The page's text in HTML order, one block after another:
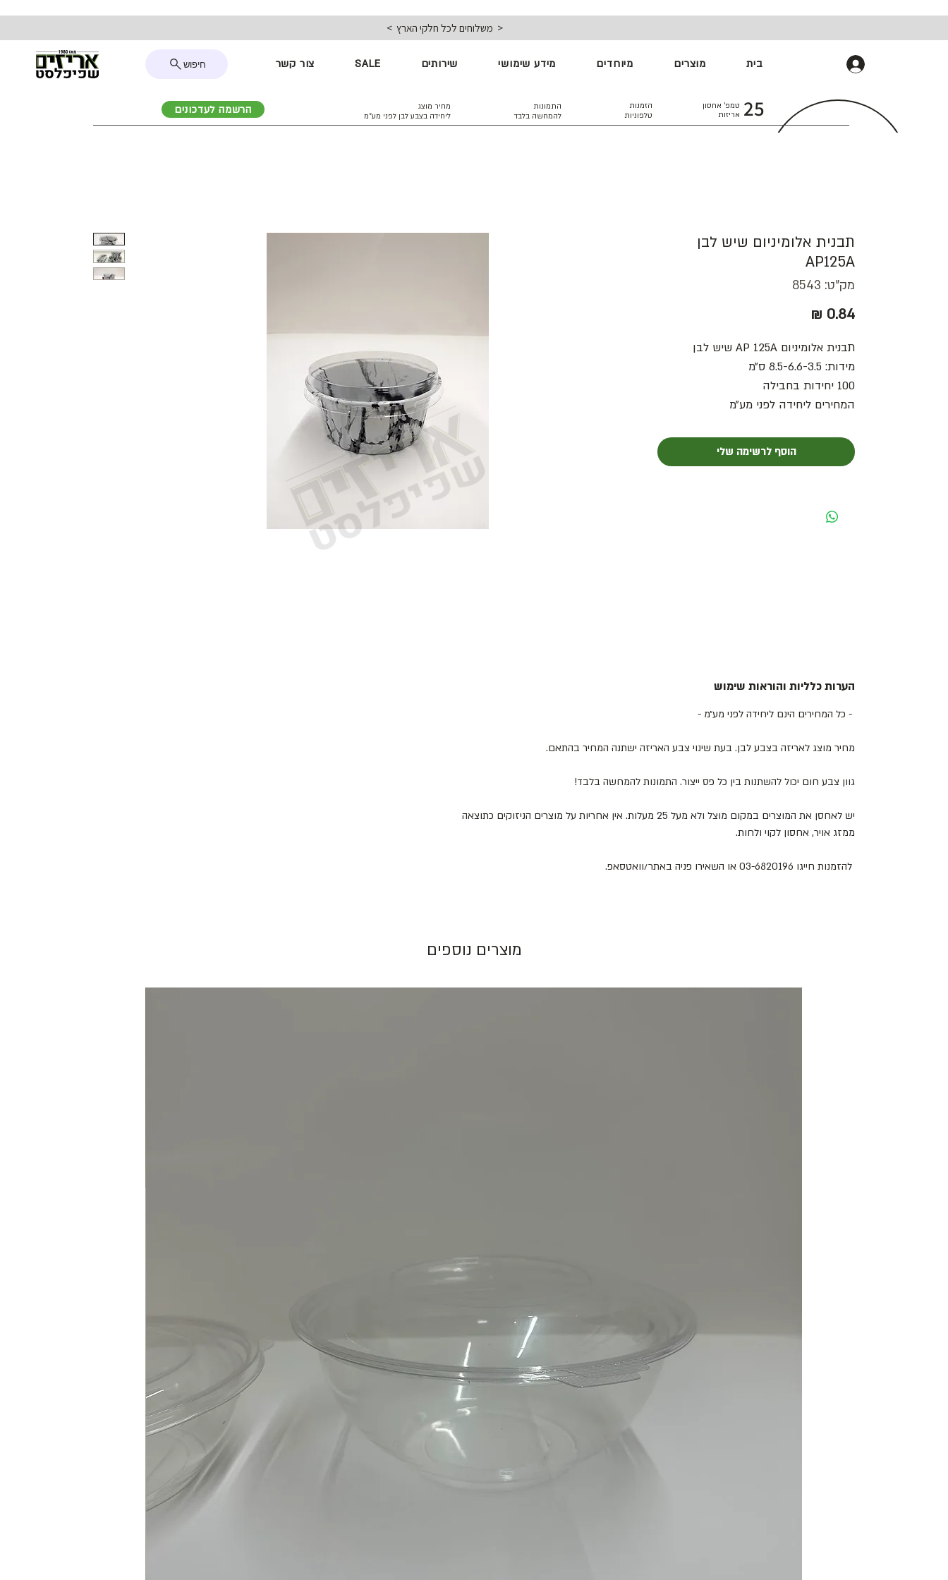
< משלוחים לכל חלקי הארץ >
חיפוש בית מוצרים מיוחדים מידע שימושי שירותים SALE צור קשר
הרשמה לעדכונים
מחיר מוצג
ליחידה בצבע לבן לפני מע״מ
התמונות
להמחשה בלבד
הזמנות
טלפוניות
25 טמפ׳ אחסון
אריזות
תבנית אלומיניום שיש לבן
AP125A
מק"ט: 8543
תבנית אלומיניום AP 125A שיש לבן
מידות: 8.5-6.6-3.5 ס״מ
100 יחידות בחבילה
המחירים ליחידה לפני מע״מ
הוסף לרשימה שלי
הערות כלליות והוראות שימוש
- כל המחירים הינם ליחידה לפני מע״מ -
מחיר מוצג לאריזה בצבע לבן. בעת שינוי צבע האריזה ישתנה המחיר בהתאם.
גוון צבע חום יכול להשתנות בין כל פס ייצור. התמונות להמחשה בלבד!
יש לאחסן את המוצרים במקום מוצל ולא מעל 25 מעלות. אין אחריות על מוצרים הניזוקים כתוצאה
ממזג אויר, אחסון לקוי ולחות.
להזמנות חייגו 03-6820196 או השאירו פניה באתר/וואטסאפ.
מוצרים נוספים